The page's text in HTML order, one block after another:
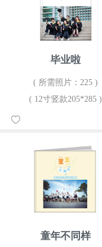
毕业啦
( 所需照片：225 )
( 12寸竖款205*285 )
童年不同样